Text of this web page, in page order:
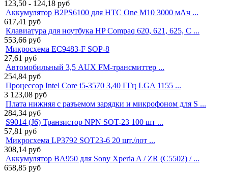
123,50 - 124,18 руб
Аккумулятор B2PS6100 для HTC One M10 3000 мАч ...
617,41 руб
Клавиатура для ноутбука HP Compaq 620, 621, 625, C ...
553,66 руб
Микросхема EC9483-F SOP-8
27,61 руб
Автомобильный 3,5 AUX FM-трансмиттер ...
254,84 руб
Процессор Intel Core i5-3570 3,40 ГГц LGA 1155 ...
3 123,08 руб
Плата нижняя с разъемом зарядки и микрофоном для S ...
284,34 руб
S9014 (J6) Транзистор NPN SOT-23 100 шт ...
57,81 руб
Микросхема LP3792 SOT23-6 20 шт./лот ...
308,14 руб
Аккумулятор BA950 для Sony Xperia A / ZR (C5502) / ...
658,85 руб